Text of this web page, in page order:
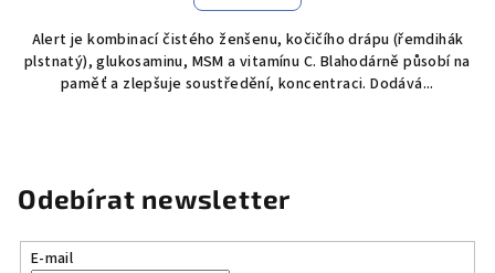
Alert je kombinací čistého ženšenu, kočičího drápu (řemdihák
plstnatý), glukosaminu, MSM a vitamínu C. Blahodárně působí na
paměť a zlepšuje soustředění, koncentraci. Dodává...
Odebírat newsletter
E-mail